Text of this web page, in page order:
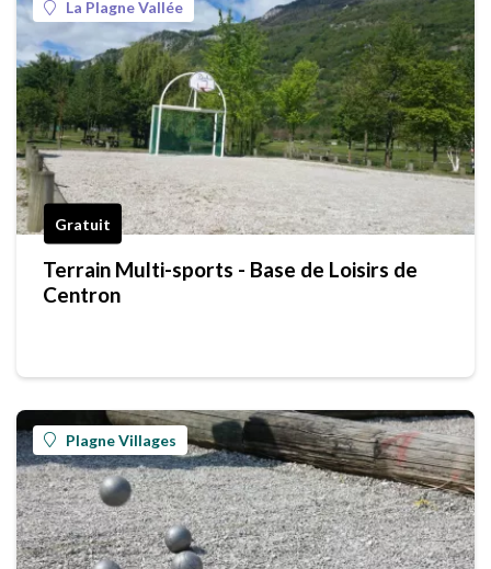
La Plagne Vallée
Gratuit
Terrain Multi-sports - Base de Loisirs de
Centron
Plagne Villages